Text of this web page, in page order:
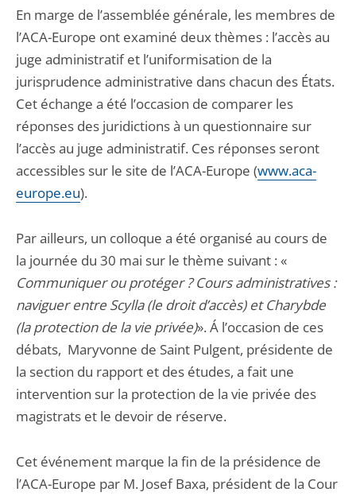
En marge de l’assemblée générale, les membres de
l’ACA-Europe ont examiné deux thèmes : l’accès au
juge administratif et l’uniformisation de la
jurisprudence administrative dans chacun des États.
Cet échange a été l’occasion de comparer les
réponses des juridictions à un questionnaire sur
l’accès au juge administratif. Ces réponses seront
accessibles sur le site de l’ACA-Europe (www.aca-
europe.eu).
Par ailleurs, un colloque a été organisé au cours de
la journée du 30 mai sur le thème suivant : «
Communiquer ou protéger ? Cours administratives :
naviguer entre Scylla (le droit d’accès) et Charybde
(la protection de la vie privée)». Á l’occasion de ces
débats, Maryvonne de Saint Pulgent, présidente de
la section du rapport et des études, a fait une
intervention sur la protection de la vie privée des
magistrats et le devoir de réserve.
Cet événement marque la fin de la présidence de
l’ACA-Europe par M. Josef Baxa, président de la Cour